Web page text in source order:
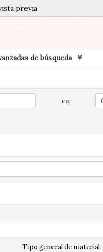
previa
de búsqueda
en
Tipo general de material